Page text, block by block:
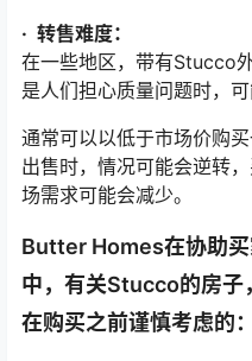
· 转售难度：
在一些地区，带有Stucco
是人们担心质量问题时，
通常可以以低于市场价购
出售时，情况可能会逆转
场需求可能会减少。
Butter Homes在协助
中，有关Stucco的房子，
在购买之前谨慎考虑的：